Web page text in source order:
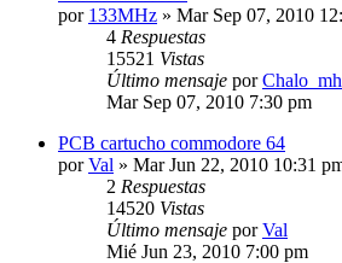
por 133MHz » Mar Sep 07, 2010
4 Respuestas
15521 Vistas
Último mensaje por
Mar Sep 07, 2010 7:30 pm
PCB cartucho commodore 64
porVal » Mar Jun 22, 2010 10:31
2 Respuestas
14520 Vistas
Último mensaje porVal
Mié Jun 23, 2010 7:00 pm